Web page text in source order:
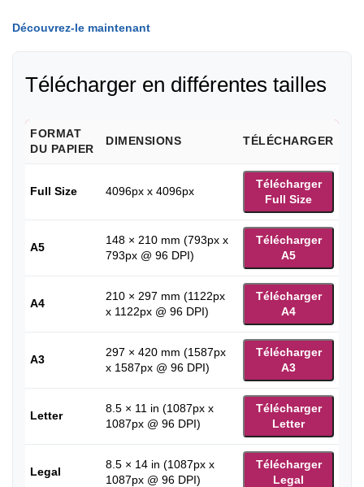
Découvrez-le maintenant
Télécharger en différentes tailles
FORMAT
DU PAPIER
DIMENSIONS TÉLÉCHARGER
Full Size 4096px x 4096px
Télécharger
Full Size
A5
148 × 210 mm (793px x
793px @ 96 DPI)
Télécharger
A5
A4
210 × 297 mm (1122px
x 1122px @ 96 DPI)
Télécharger
A4
A3
297 × 420 mm (1587px
x 1587px @ 96 DPI)
Télécharger
A3
Letter
8.5 × 11 in (1087px x
1087px @ 96 DPI)
Télécharger
Letter
Legal
8.5 × 14 in (1087px x
1087px @ 96 DPI)
Télécharger
Legal